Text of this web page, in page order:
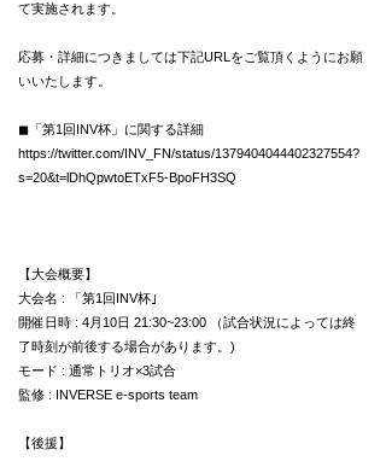
て実施されます。
応募・詳細につきましては下記URLをご覧頂くようにお願
いいたします。
◼︎「第1回INV杯」に関する詳細
https://twitter.com/INV_FN/status/1379404044402327554?
s=20&t=lDhQpwtoETxF5-BpoFH3SQ
【大会概要】
大会名 : 「第1回INV杯｣
開催日時 : 4月10日 21:30~23:00 （試合状況によっては終
了時刻が前後する場合があります。)
モード : 通常トリオ×3試合
監修 : INVERSE e-sports team
【後援】